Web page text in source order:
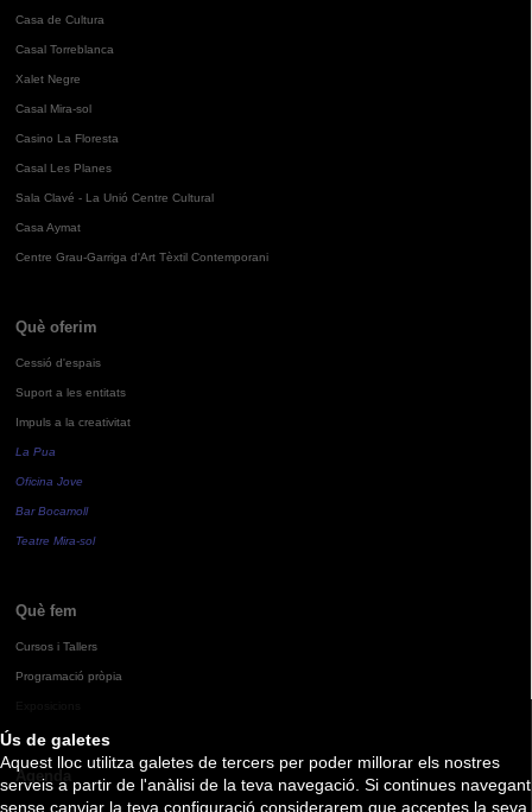
Ús de galetes
Aquest lloc utilitza galetes de tercers per poder millorar els nostres
serveis a partir de l'anàlisi de la teva navegació. Si continues navegant
sense canviar la teva configuració considerarem que acceptes la seva
Casa de Cultura
Casal Torreblanca
Xalet Negre
Casal Mira-sol
Casino La Floresta
Casal Les Planes
Sala Clavé - La Unió Centre Cultural
Casa Aymat
Centre Grau-Garriga d'Art Tèxtil Contemporani
Què oferim
Cessió d'espais
Suport a les entitats
Impuls a la creativitat
La Pua
Oficina Jove
Bar Bocamoll
Teatre Mira-sol
Què fem
Cursos i Tallers
Programació pròpia
Agenda